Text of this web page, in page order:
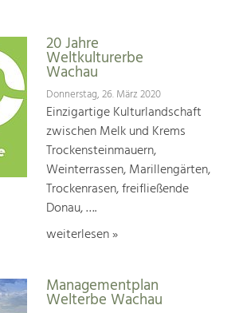
20 Jahre
Weltkulturerbe
Wachau
Donnerstag, 26. März 2020
Einzigartige Kulturlandschaft
zwischen Melk und Krems
Trockensteinmauern,
Weinterrassen, Marillengärten,
Trockenrasen, freifließende
Donau, ….
weiterlesen »
Managementplan
Welterbe Wachau